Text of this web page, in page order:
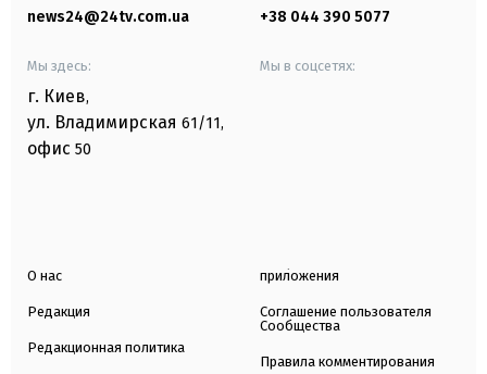
news24@24tv.com.ua +38 044 390 5077
Мы здесь:
г. Киев,
ул. Владимирская 61/11,
офис 50
Мы в соцсетях:
О нас
Редакция
Редакционная политика
приложения
Соглашение пользователя
Сообщества
Правила комментирования